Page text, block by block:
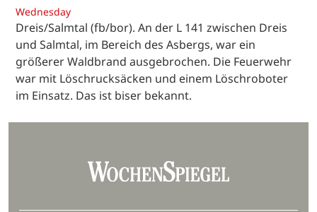
Wednesday
Dreis/Salmtal (fb/bor). An der L 141 zwischen Dreis
und Salmtal, im Bereich des Asbergs, war ein
größerer Waldbrand ausgebrochen. Die Feuerwehr
war mit Löschrucksäcken und einem Löschroboter
im Einsatz. Das ist biser bekannt.